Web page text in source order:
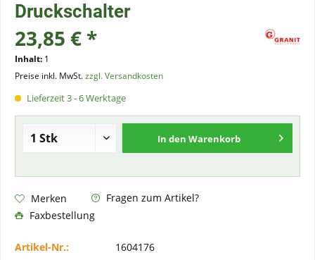
Druckschalter
23,85 € *
Inhalt: 1
Preise inkl. MwSt.zzgl. Versandkosten
Lieferzeit 3 - 6 Werktage
In den Warenkorb
Merken
Fragen zum Artikel?
Faxbestellung
Artikel-Nr.: 1604176